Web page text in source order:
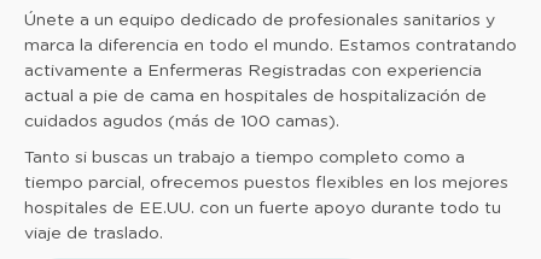
Únete a un equipo dedicado de profesionales sanitarios y
marca la diferencia en todo el mundo. Estamos contratando
activamente a Enfermeras Registradas con experiencia
actual a pie de cama en hospitales de hospitalización de
cuidados agudos (más de 100 camas).
Tanto si buscas un trabajo a tiempo completo como a
tiempo parcial, ofrecemos puestos flexibles en los mejores
hospitales de EE.UU. con un fuerte apoyo durante todo tu
viaje de traslado.